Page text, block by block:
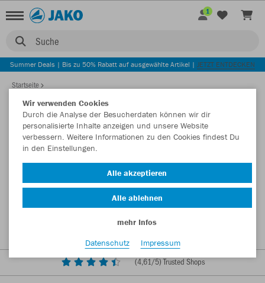
Suche
1
Summer Deals | Bis zu 50% Rabatt auf ausgewählte Artikel | JETZT ENTDECKEN
Startseite
(4,61/5) Trusted Shops
Wir verwenden Cookies
Durch die Analyse der Besucherdaten können wir dir
personalisierte Inhalte anzeigen und unsere Website
verbessern. Weitere Informationen zu den Cookies findest Du
in den Einstellungen.
Alle akzeptieren
Alle ablehnen
mehr Infos
Datenschutz
Impressum